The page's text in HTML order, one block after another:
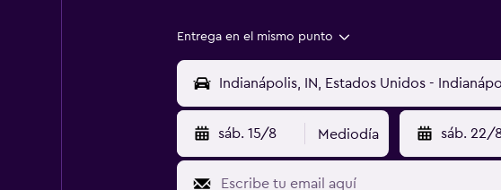
Entrega en el mismo punto
sáb. 15/8 Mediodía sáb. 22/